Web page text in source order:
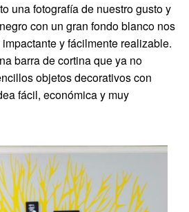
una fotografía de nuestro gusto y
con un gran fondo blanco nos
y fácilmente realizable.
barra de cortina que ya no
objetos decorativos con
fácil, económica y muy